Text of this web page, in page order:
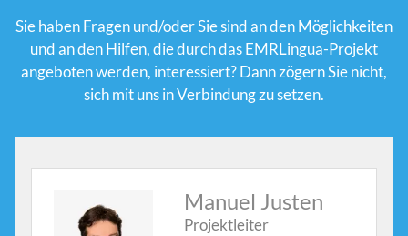
Über uns
Lehrende
Sie haben Fragen und/oder Sie sind an den Möglichkeiten
und an den Hilfen, die durch das EMRLingua-Projekt
angeboten werden, interessiert? Dann zögern Sie nicht,
sich mit uns in Verbindung zu setzen.
Manuel Justen
Projektleiter